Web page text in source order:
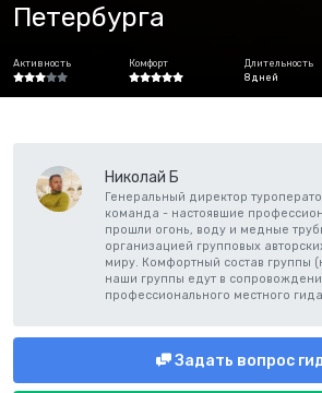
Петербурга
Активность Комфорт
Длительность
8 дней
Николай Б
Генеральный директор
команда - настоявшие
прошли огонь, воду и медные
организацией групповых
миру. Комфортный состав группы
наши группы едут в
профессионального местного гида.
Задать вопрос